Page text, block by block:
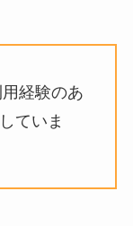
経験のあ
ていま